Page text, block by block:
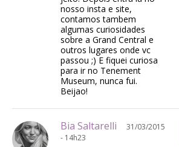
nosso insta e site,
contamos tambem
algumas curiosidades
sobre a Grand Central e
outros lugares onde vc
passou ;) E fiquei curiosa
para ir no Tenement
Museum, nunca fui.
Beijao!
Bia Saltarelli
31/03/2015
- 14h23